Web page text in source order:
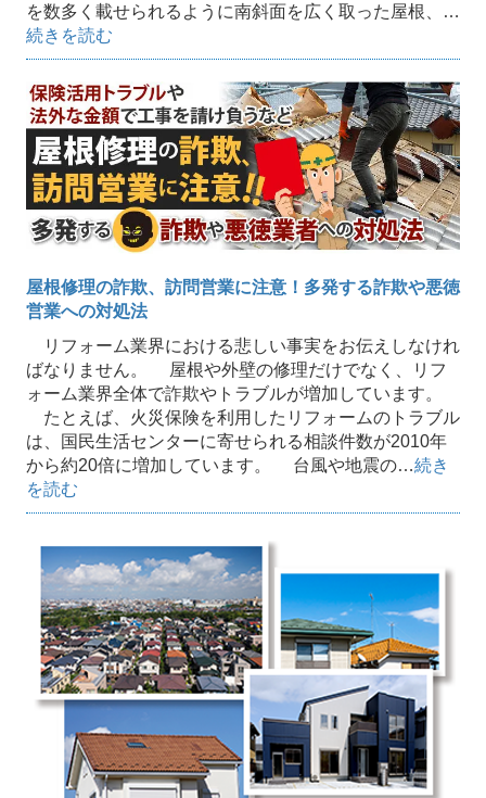
を数多く載せられるように南斜面を広く取った屋根、…
続きを読む
屋根修理の詐欺、訪問営業に注意！多発する詐欺や悪徳
営業への対処法
リフォーム業界における悲しい事実をお伝えしなけれ
ばなりません。 屋根や外壁の修理だけでなく、リフ
ォーム業界全体で詐欺やトラブルが増加しています。
たとえば、火災保険を利用したリフォームのトラブル
は、国民生活センターに寄せられる相談件数が2010年
から約20倍に増加しています。 台風や地震の…続き
を読む